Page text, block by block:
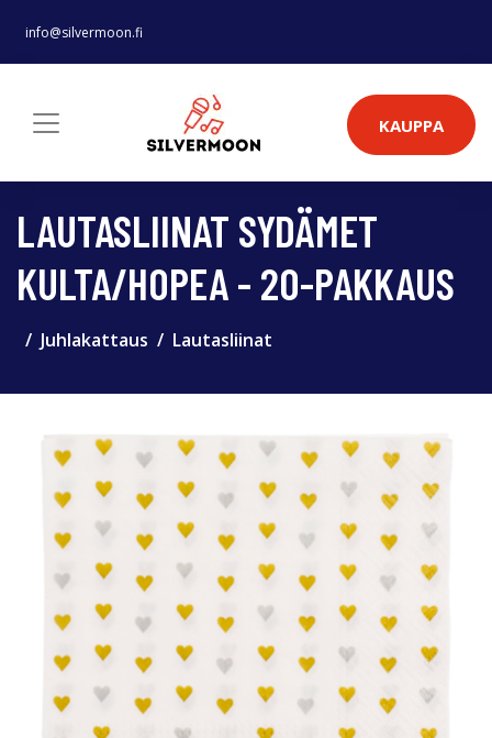
info@silvermoon.fi
KAUPPA
LAUTASLIINAT SYDÄMET
KULTA/HOPEA - 20-PAKKAUS
Juhlakattaus Lautasliinat